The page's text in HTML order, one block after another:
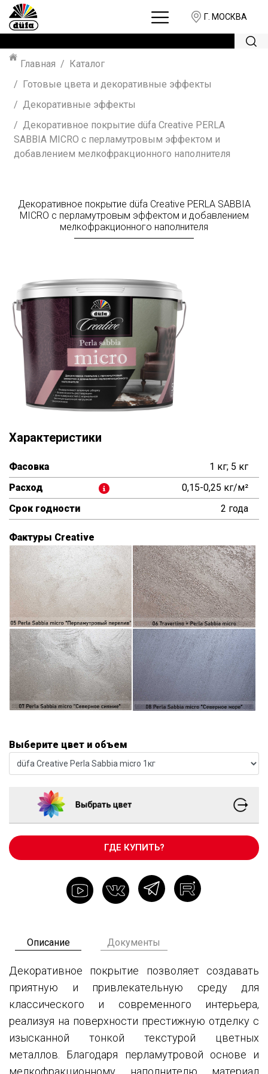
Г. МОСКВА
Главная
Каталог
Готовые цвета и декоративные эффекты
Декоративные эффекты
Декоративное покрытие düfa Creative PERLA
SABBIA MICRO с перламутровым эффектом и
добавлением мелкофракционного наполнителя
Декоративное покрытие düfa Creative PERLA SABBIA
MICRO с перламутровым эффектом и добавлением
мелкофракционного наполнителя
Характеристики
Фасовка
1 кг; 5 кг
Расход
0,15-0,25 кг/м²
Срок годности
2 года
Фактуры Creative
Выберите цвет и объем
ГДЕ КУПИТЬ?
Описание Документы
Декоративное покрытие позволяет создавать
приятную и привлекательную среду для
классического и современного интерьера,
реализуя на поверхности престижную отделку с
изысканной тонкой текстурой цветных
металлов. Благодаря перламутровой основе и
мелкофракционному наполнителю материал